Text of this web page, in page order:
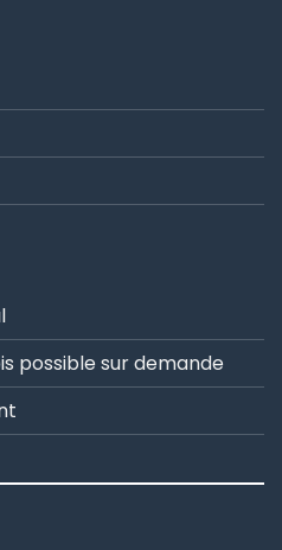
possible sur demande